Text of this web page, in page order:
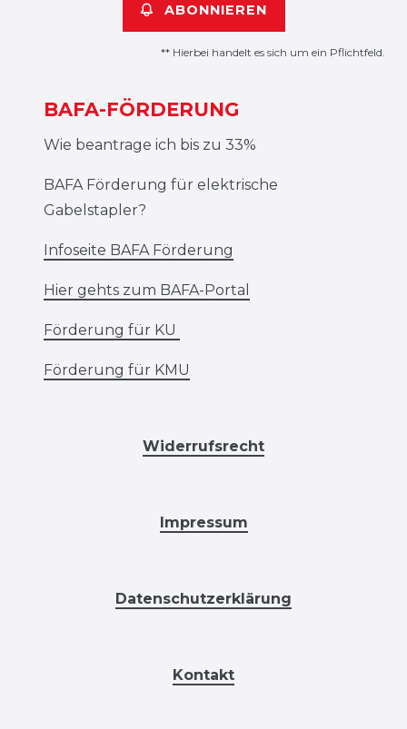
ABONNIEREN
** Hierbei handelt es sich um ein Pflichtfeld.
BAFA-FÖRDERUNG
Wie beantrage ich bis zu 33%
BAFA Förderung für elektrische
Gabelstapler?
Infoseite BAFA Förderung
Hier gehts zum BAFA-Portal
Förderung für KU
Förderung für KMU
Widerrufsrecht
Impressum
Datenschutzerklärung
Kontakt